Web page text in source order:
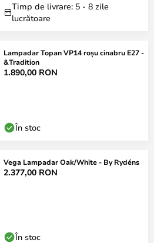
Timp de livrare: 5 - 8 zile
lucrătoare
Lampadar Topan VP14 roșu cinabru E27 -
&Tradition
1.890,00 RON
În stoc
Vega Lampadar Oak/White - By Rydéns
2.377,00 RON
În stoc